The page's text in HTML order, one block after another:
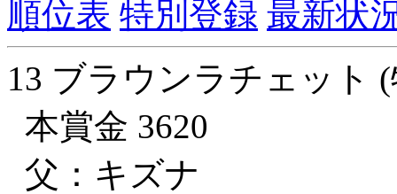
順位表 特別登録 最新状
13 ブラウンラチェット
本賞金 3620
父：キズナ